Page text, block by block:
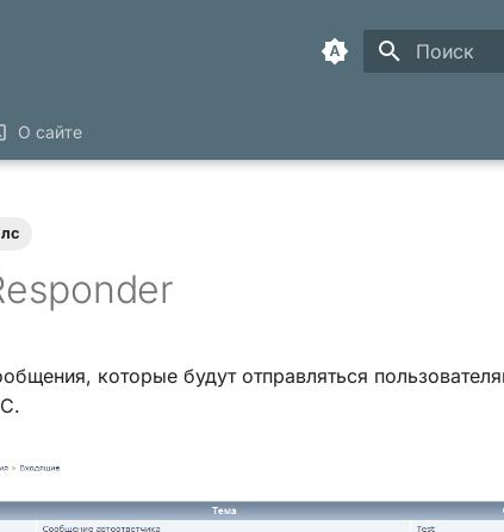
О сайте
лс
которые будут отправляться